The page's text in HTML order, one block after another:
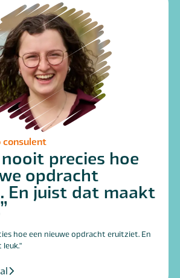
consulent
precies hoe
opdracht
En juist dat maakt
hoe een nieuwe opdracht eruitziet. En